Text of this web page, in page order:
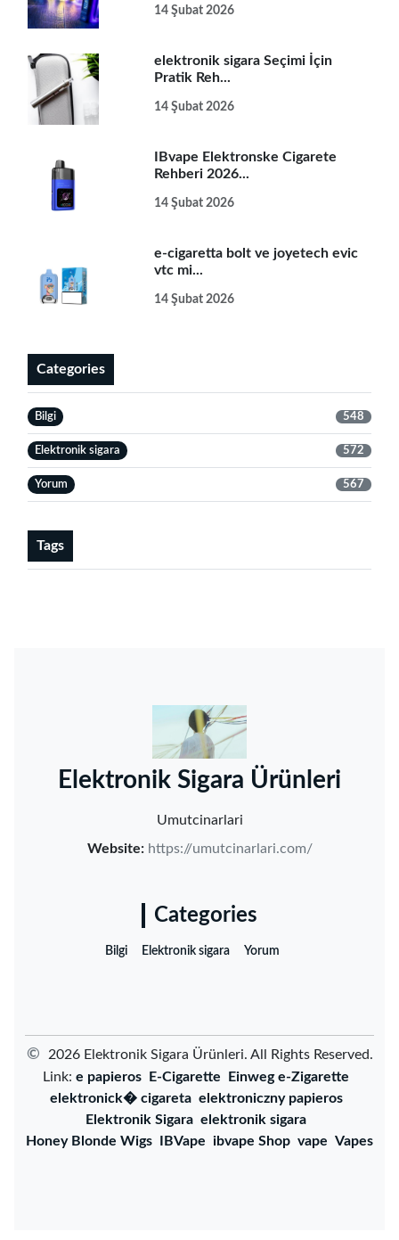
14 Şubat 2026
elektronik sigara Seçimi İçin
Pratik Reh...
14 Şubat 2026
IBvape Elektronske Cigarete
Rehberi 2026...
14 Şubat 2026
e-cigaretta bolt ve joyetech evic
vtc mi...
14 Şubat 2026
Categories
Bilgi 548
Elektronik sigara 572
Yorum 567
Tags
‌Elektronik Sigara Ürünleri‌
Umutcinarlari
Website: https://umutcinarlari.com/
Categories
Bilgi Elektronik sigara Yorum
©
2026 ‌Elektronik Sigara Ürünleri‌. All Rights Reserved.
Link: e papieros E-Cigarette
Einweg e-Zigarette
elektronick� cigareta elektroniczny papieros
Elektronik Sigara elektronik sigara
Honey Blonde Wigs
IBVape ibvape Shop vape Vapes